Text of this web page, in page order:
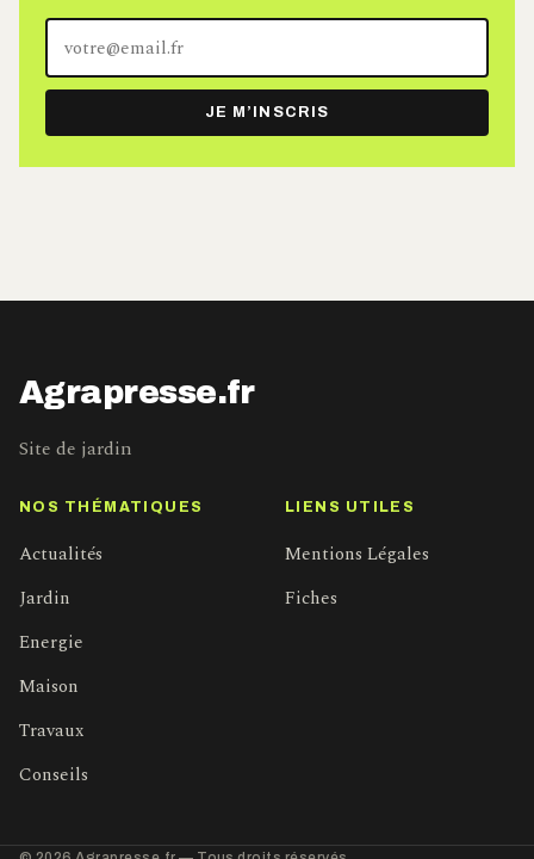
adresse
e-
mail
JE M’INSCRIS
Agrapresse.fr
Site de jardin
NOS THÉMATIQUES
Actualités
Jardin
Energie
Maison
Travaux
Conseils
LIENS UTILES
Mentions Légales
Fiches